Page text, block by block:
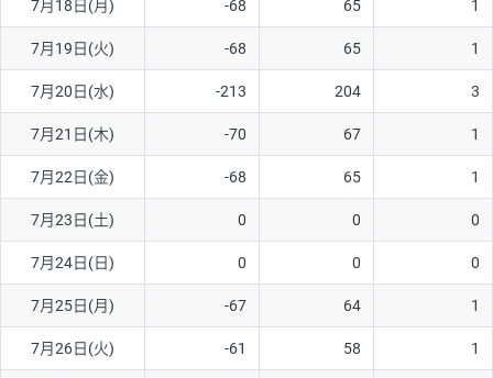
7月18日(月) -68 65 1
7月19日(火) -68 65 1
7月20日(水) -213 204 3
7月21日(木) -70 67 1
7月22日(金) -68 65 1
7月23日(土) 0 0 0
7月24日(日) 0 0 0
7月25日(月) -67 64 1
7月26日(火) -61 58 1